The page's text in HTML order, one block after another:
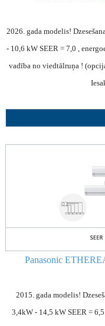
2026. gada modelis!
- 10,6 kW SEER = 7,0 ,
vadība no viedtālruņa !
Panasonic
2015. gada modelis!
3,4kW - 14,5 kW SEER =